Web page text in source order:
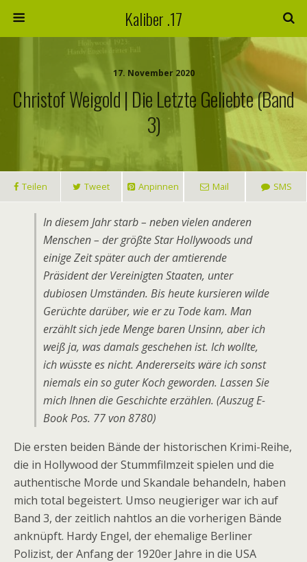
Kaliber .17
17. November 2020
Christof Weigold | Die Letzte Geliebte (Band
3)
Teilen Tweet Anpinnen Mail SMS
In diesem Jahr starb – neben vielen anderen
Menschen – der größte Star Hollywoods und
einige Zeit später auch der amtierende
Präsident der Vereinigten Staaten, unter
dubiosen Umständen. Bis heute kursieren wilde
Gerüchte darüber, wie er zu Tode kam. Man
erzählt sich jede Menge baren Unsinn, aber ich
weiß ja, was damals geschehen ist. Ich wollte,
ich wüsste es nicht. Andererseits wäre ich sonst
niemals ein so guter Koch geworden. Lassen Sie
mich Ihnen die Geschichte erzählen. (Auszug E-
Book Pos. 77 von 8780)
Die ersten beiden Bände der historischen Krimi-Reihe,
die in Hollywood der Stummfilmzeit spielen und die
authentische Morde und Skandale behandeln, haben
mich total begeistert. Umso neugieriger war ich auf
Band 3, der zeitlich nahtlos an die vorherigen Bände
anknüpft. Hardy Engel, der ehemalige Berliner
Polizist, der Anfang der 1920er Jahre in die USA